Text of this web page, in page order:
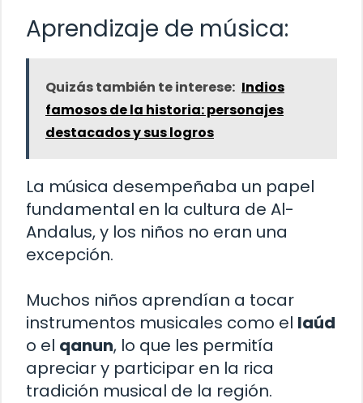
Aprendizaje de música:
Quizás también te interese: Indios
famosos de la historia: personajes
destacados y sus logros
La música desempeñaba un papel
fundamental en la cultura de Al-
Andalus, y los niños no eran una
excepción.
Muchos niños aprendían a tocar
instrumentos musicales como el laúd
o el qanun, lo que les permitía
apreciar y participar en la rica
tradición musical de la región.